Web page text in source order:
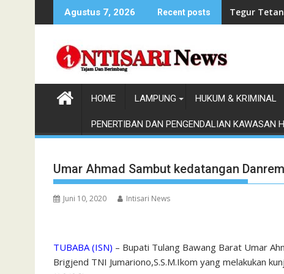
to
Agustus 7, 2026 Recent posts Tegur
HOME LAMPUNG HUKUM & KRIMINAL
PENERTIBAN DAN PENGENDALIAN KAWASAN
Umar Ahmad Sambut kedatangan
Juni 10, 2020 Intisari News
TUBABA (ISN) – Bupati Tulang Bawang Barat Umar
Brigjend TNI Jumariono,S.S.M.Ikom yang melakukan